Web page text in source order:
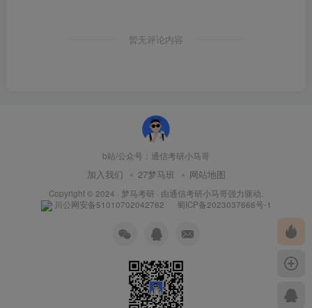
暂无评论内容
b站/公众号：通信考研小马哥
加入我们 27梦马班 网站地图
Copyright © 2024 · 梦马考研 · 由通信考研小马哥强力驱动.
川公网安备51010702042762
蜀ICP备2023037666号-1